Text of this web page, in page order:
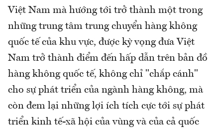
Việt Nam mà hướng tới trở thành một trong
những trung tâm trung chuyển hàng không
quốc tế của khu vực, được kỳ vọng đưa Việt
Nam trở thành điểm đến hấp dẫn trên bản đồ
hàng không quốc tế, không chỉ "chắp cánh"
cho sự phát triển của ngành hàng không, mà
còn đem lại những lợi ích tích cực tới sự phát
triển kinh tế-xã hội của vùng và của cả quốc